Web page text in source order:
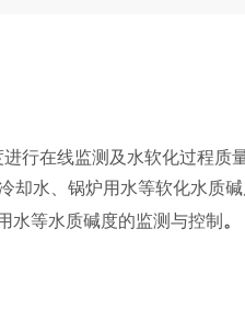
行在线监测及水软化过程质
却水、锅炉用水等软化水质碱
水等水质碱度的监测与控制 。